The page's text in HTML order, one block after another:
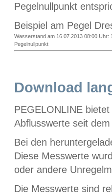
Pegelnullpunkt
Beispiel am Pegel
Wasserstand am 16.07.2013 08:00 Uhr:
Pegelnullpunkt
Download
PEGELONLINE
Abflusswerte seit
Bei den
Diese Messwerte
oder andere
Die Messwerte sind